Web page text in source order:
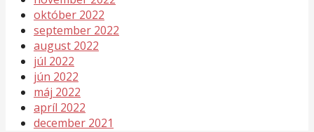
október 2022
september 2022
august 2022
júl 2022
jún 2022
máj 2022
apríl 2022
december 2021